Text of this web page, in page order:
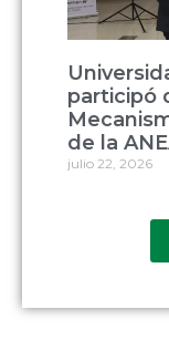
participó
de la
julio 22, 2026